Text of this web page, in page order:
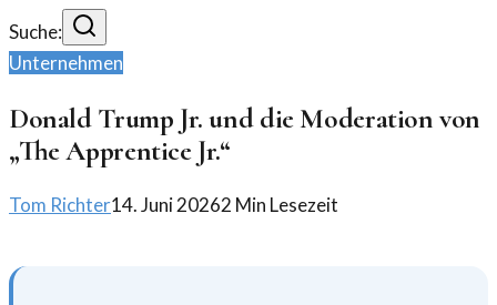
Suche:
Unternehmen
Donald Trump Jr. und die Moderation von
„The Apprentice Jr.“
Tom Richter14. Juni 20262 Min Lesezeit